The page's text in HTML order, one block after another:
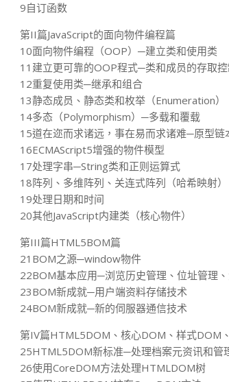
9自订函数
第II篇JavaScript的面向物件编程篇
10面向物件编程（OOP）─建立类和使用类
11建立更可靠的OOP程式─类和成员的存取
12重复使用类─继承和组合
13静态成员、静态类和枚举（Enumeration）
14多态（Polymorphism）─多载和覆载
15道在迩而求诸远，事在易而求诸难─原型链
16ECMAScript5增强的物件模型
17处理字串─String类和正则运算式
18阵列、多维阵列、关连式阵列（哈希映射）
19处理日期和时间
20其他JavaScript内建类（核心物件）
第III篇HTML5BOM篇
21BOM之源─window物件
22BOM基本应用─浏览历史管理、位址管理
23BOM新成就─用户端资料存储技术
24BOM新成就─新的伺服器通信技术
第IV篇HTML5DOM、核心DOM、样式DOM
25HTML5DOM新标准─处理档案元资讯和管
26使用CoreDOM方法处理HTMLDOM树